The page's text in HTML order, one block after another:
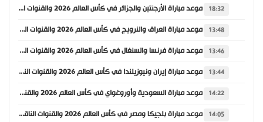
18:32 موعد مباراة الأرجنتين والجزائر في كأس العالم 2026 والقنوات الناقلة
13:48 موعد مباراة العراق والنرويج في كأس العالم 2026 والقنوات الناقلة
13:46 موعد مباراة فرنسا والسنغال في كأس العالم 2026 والقنوات الناقلة
13:44 موعد مباراة إيران ونيوزيلندا في كأس العالم 2026 والقنوات الناقلة
14:22 موعد مباراة السعودية وأوروغواي في كأس العالم 2026 والقنوات الناقلة
14:05 موعد مباراة بلجيكا ومصر في كأس العالم 2026 والقنوات الناقلة